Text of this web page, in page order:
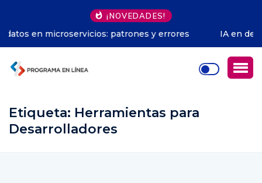
¡NOVEDADES!
IA en decisiones empresariales: estrategias para
optimizar
Etiqueta:Herramientas para